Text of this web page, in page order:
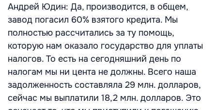
Андрей Юдин: Да, производится, в общем,
завод погасил 60% взятого кредита. Мы
полностью рассчитались за ту помощь,
которую нам оказало государство для уплаты
налогов. То есть на сегодняшний день по
налогам мы ни цента не должны. Всего наша
задолженность составляла 29 млн. долларов,
сейчас мы выплатили 18,2 млн. долларов. Это